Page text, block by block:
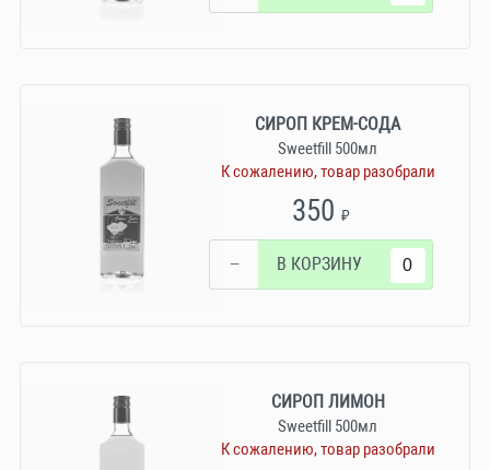
СИРОП КРЕМ-СОДА
Sweetfill 500мл
К сожалению, товар разобрали
350₽
− В КОРЗИНУ
СИРОП ЛИМОН
Sweetfill 500мл
К сожалению, товар разобрали